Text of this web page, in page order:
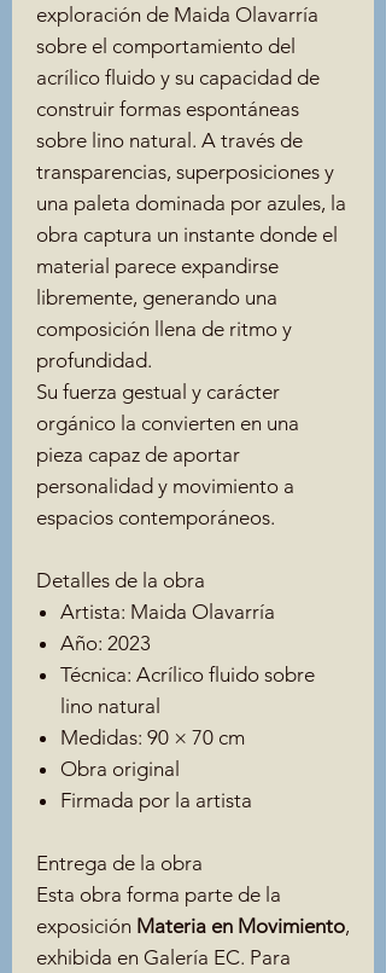
exploración de Maida Olavarría
sobre el comportamiento del
acrílico fluido y su capacidad de
construir formas espontáneas
sobre lino natural. A través de
transparencias, superposiciones y
una paleta dominada por azules, la
obra captura un instante donde el
material parece expandirse
libremente, generando una
composición llena de ritmo y
profundidad.
Su fuerza gestual y carácter
orgánico la convierten en una
pieza capaz de aportar
personalidad y movimiento a
espacios contemporáneos.
Detalles de la obra
Artista: Maida Olavarría
Año: 2023
Técnica: Acrílico fluido sobre
lino natural
Medidas: 90 × 70 cm
Obra original
Firmada por la artista
Entrega de la obra
Esta obra forma parte de la
exposición Materia en Movimiento,
exhibida en Galería EC. Para